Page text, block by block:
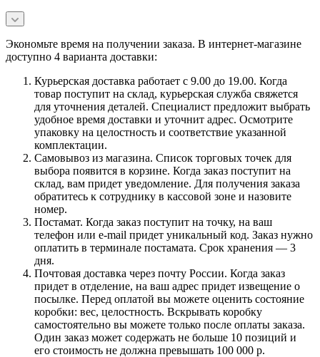
Экономьте время на получении заказа. В интернет-магазине
доступно 4 варианта доставки:
Курьерская доставка работает с 9.00 до 19.00. Когда
товар поступит на склад, курьерская служба свяжется
для уточнения деталей. Специалист предложит выбрать
удобное время доставки и уточнит адрес. Осмотрите
упаковку на целостность и соответствие указанной
комплектации.
Самовывоз из магазина. Список торговых точек для
выбора появится в корзине. Когда заказ поступит на
склад, вам придет уведомление. Для получения заказа
обратитесь к сотруднику в кассовой зоне и назовите
номер.
Постамат. Когда заказ поступит на точку, на ваш
телефон или e-mail придет уникальный код. Заказ нужно
оплатить в терминале постамата. Срок хранения — 3
дня.
Почтовая доставка через почту России. Когда заказ
придет в отделение, на ваш адрес придет извещение о
посылке. Перед оплатой вы можете оценить состояние
коробки: вес, целостность. Вскрывать коробку
самостоятельно вы можете только после оплаты заказа.
Один заказ может содержать не больше 10 позиций и
его стоимость не должна превышать 100 000 р.